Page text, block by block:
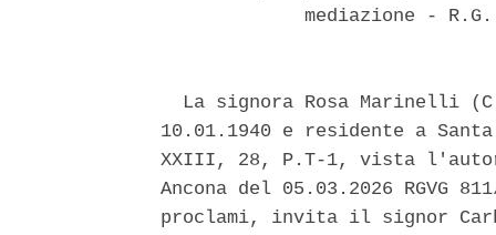
mediazione -
La signora Rosa Marinelli
10.01.1940 e residente a
XXIII, 28, P.T-1, vista
Ancona del 05.03.2026
proclami, invita il signor